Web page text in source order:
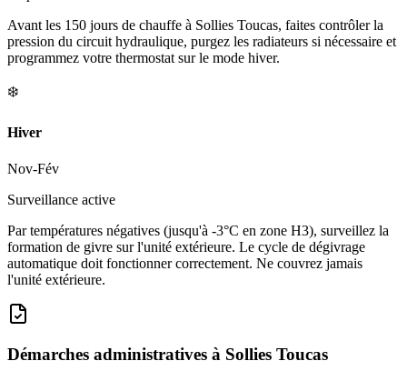
Avant les 150 jours de chauffe à Sollies Toucas, faites contrôler la
pression du circuit hydraulique, purgez les radiateurs si nécessaire et
programmez votre thermostat sur le mode hiver.
❄️
Hiver
Nov-Fév
Surveillance active
Par températures négatives (jusqu'à -3°C en zone H3), surveillez la
formation de givre sur l'unité extérieure. Le cycle de dégivrage
automatique doit fonctionner correctement. Ne couvrez jamais
l'unité extérieure.
Démarches administratives à Sollies Toucas